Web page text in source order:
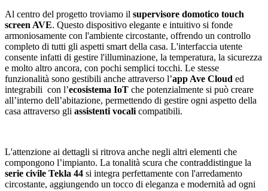
Al centro del progetto troviamo il supervisore domotico touch
screen AVE. Questo dispositivo elegante e intuitivo si fonde
armoniosamente con l'ambiente circostante, offrendo un controllo
completo di tutti gli aspetti smart della casa. L'interfaccia utente
consente infatti di gestire l'illuminazione, la temperatura, la sicurezza
e molto altro ancora, con pochi semplici tocchi. Le stesse
funzionalità sono gestibili anche attraverso l’app Ave Cloud ed
integrabili con l’ecosistema IoT che potenzialmente si può creare
all’interno dell’abitazione, permettendo di gestire ogni aspetto della
casa attraverso gli assistenti vocali compatibili.
L'attenzione ai dettagli si ritrova anche negli altri elementi che
compongono l’impianto. La tonalità scura che contraddistingue la
serie civile Tekla 44 si integra perfettamente con l'arredamento
circostante, aggiungendo un tocco di eleganza e modernità ad ogni